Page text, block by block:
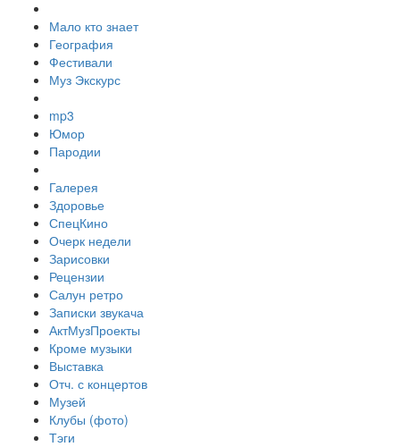
Мало кто знает
География
Фестивали
Муз Экскурс
mp3
Юмор
Пародии
Галерея
Здоровье
СпецКино
Очерк недели
Зарисовки
Рецензии
Салун ретро
Записки звукача
АктМузПроекты
Кроме музыки
Выставка
Отч. с концертов
Музей
Клубы (фото)
Тэги